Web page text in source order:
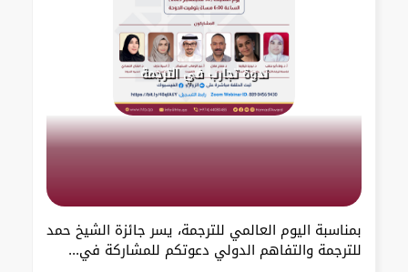
ندوة تجارب في الترجمة
بمناسبة اليوم العالمي للترجمة، يسر جائزة الشيخ حمد
للترجمة والتفاهم الدولي دعوتكم للمشاركة في...